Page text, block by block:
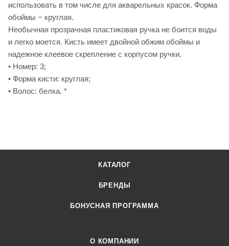
использовать в том числе для акварельных красок. Форма
обоймы − круглая.
Необычная прозрачная пластиковая ручка не боится воды
и легко моется. Кисть имеет двойной обжим обоймы и
надежное клеевое скрепление с корпусом ручки.
• Номер: 3;
• Форма кисти: круглая;
• Волос: белка. *
КАТАЛОГ
БРЕНДЫ
БОНУСНАЯ ПРОГРАММА
О КОМПАНИИ